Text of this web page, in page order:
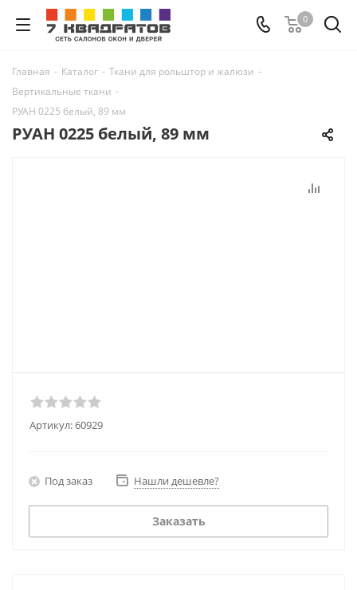
0
Главная - Каталог - Ткани для рольштор и жалюзи -
Вертикальные ткани -
РУАН 0225 белый, 89 мм
РУАН 0225 белый, 89 мм
Артикул:60929
Под заказ Нашли дешевле?
Заказать